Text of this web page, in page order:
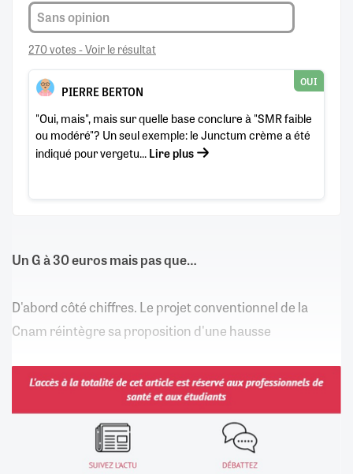
Sans opinion
270 votes - Voir le résultat
PIERRE BERTON
OUI
"Oui, mais", mais sur quelle base conclure à "SMR faible
ou modéré"? Un seul exemple: le Junctum crème a été
indiqué pour vergetu...Lire plus
Un G à 30 euros mais pas que…
D'abord côté chiffres. Le projet conventionnel de la
Cnam réintègre sa proposition d'une hausse